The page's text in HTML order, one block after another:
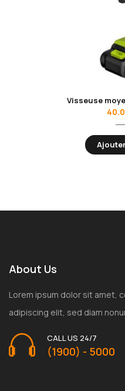
Visseuse
About Us
Lorem ipsum dolor sit amet,
adipiscing elit, sed diam
CALL US 24/7
(1900) - 5000